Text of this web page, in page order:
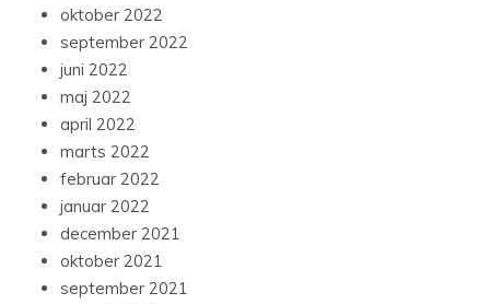
oktober 2022
september 2022
juni 2022
maj 2022
april 2022
marts 2022
februar 2022
januar 2022
december 2021
oktober 2021
september 2021